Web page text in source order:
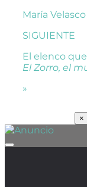
María
SIGUIENTE
El elenco
El Zorro, el
»
×